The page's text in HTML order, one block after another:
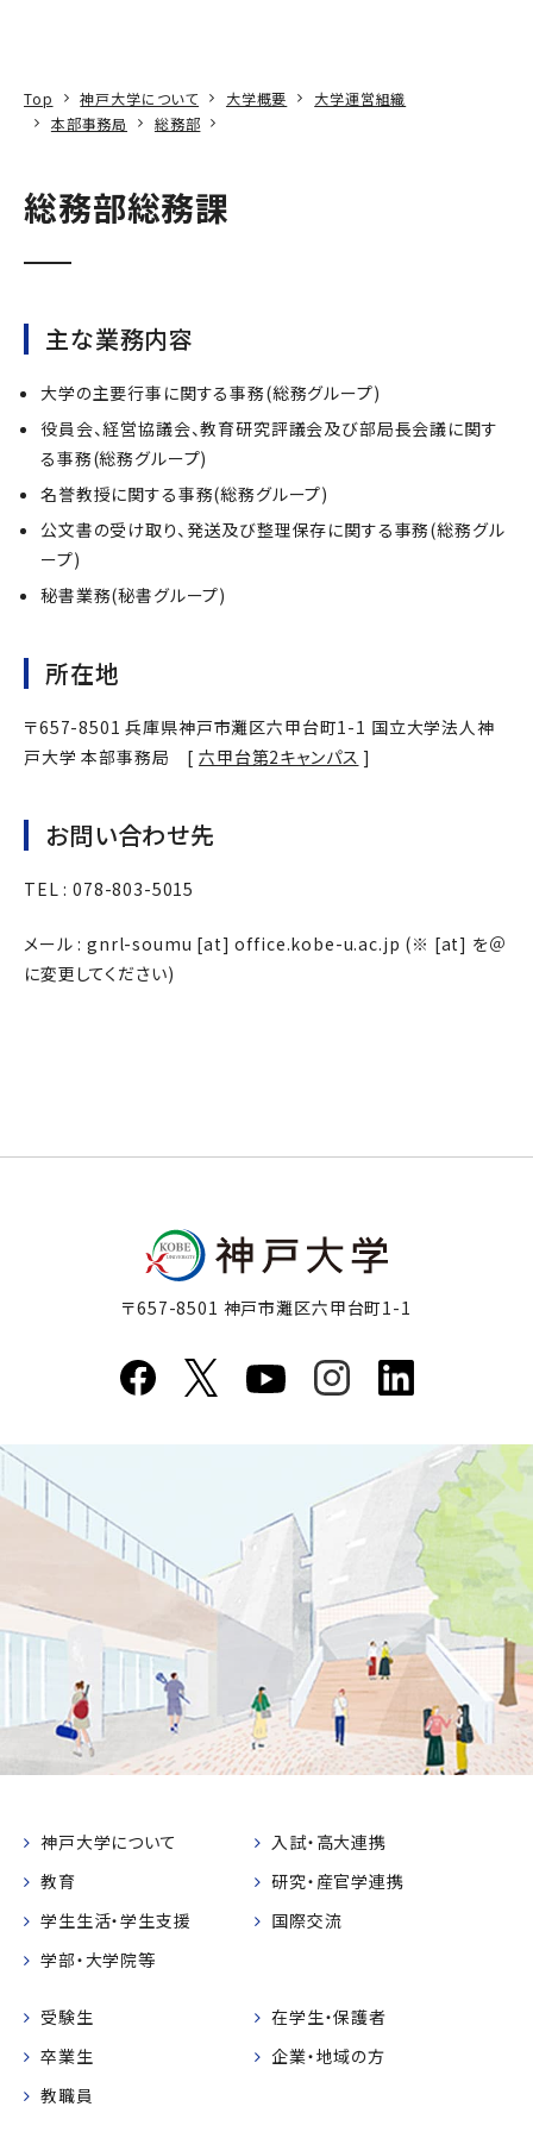
Top 神戸大学について 大学概要
大学運営組織
本部事務局
総務部
総務部総務課
主な業務内容
大学の主要行事に関する事務(総務グループ)
役員会、経営協議会、教育研究評議会及び部局長会議に関す
る事務(総務グループ)
名誉教授に関する事務(総務グループ)
公文書の受け取り、発送及び整理保存に関する事務(総務グル
ープ)
秘書業務(秘書グループ)
所在地
〒657-8501 兵庫県神戸市灘区六甲台町1-1 国立大学法人神
戸大学 本部事務局 [六甲台第2キャンパス ]
お問い合わせ先
TEL : 078-803-5015
メール : gnrl-soumu [at] office.kobe-u.ac.jp (※ [at] を＠
に変更してください)
〒657-8501 神戸市灘区六甲台町1-1
神戸大学について
入試・高大連携
教育
研究・産官学連携
学生生活・学生支援
国際交流
学部・大学院等
受験生
在学生・保護者
卒業生
企業・地域の方
教職員